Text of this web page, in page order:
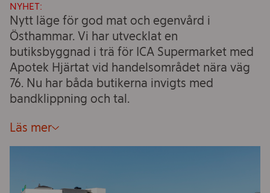
NYHET:
Nytt läge för god mat och egenvård i
Östhammar. Vi har utvecklat en
butiksbyggnad i trä för ICA Supermarket med
Apotek Hjärtat vid handelsområdet nära väg
76. Nu har båda butikerna invigts med
bandklippning och tal.
Läs mer